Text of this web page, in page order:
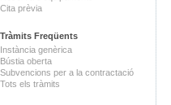
Cita prèvia
Tràmits Freqüents
Instància genèrica
Bústia oberta
Subvencions per a la contractació
Tots els tràmits